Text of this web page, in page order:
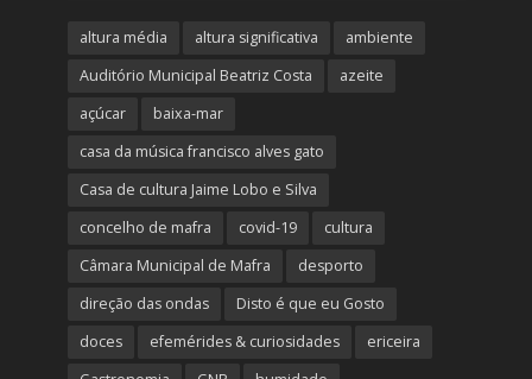
altura média altura significativa
ambiente
Auditório Municipal Beatriz Costa
azeite
açúcar
baixa-mar
casa da música francisco alves gato
Casa de cultura Jaime Lobo e Silva
concelho de mafra
covid-19
cultura
Câmara Municipal de Mafra
desporto
direção das ondas
Disto é que eu Gosto
doces
efemérides & curiosidades
ericeira